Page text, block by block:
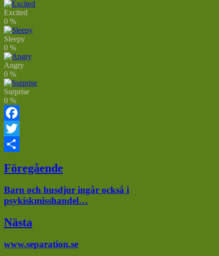
Excited
0 %
Sleepy
0 %
Angry
0 %
Surprise
0 %
Facebook
Twitter
Inläggsnavigering
Föregående
Föregående
inlägg:
Barn och husdjur ingår också i
psykiskmisshandel…
Nästa
Nästa
www.separation.se